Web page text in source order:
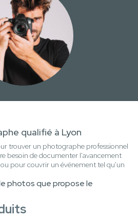
qualifié à Lyon
trouver un photographe professionnel
besoin de documenter l'avancement
pour couvrir un événement tel qu'un
photos que propose le